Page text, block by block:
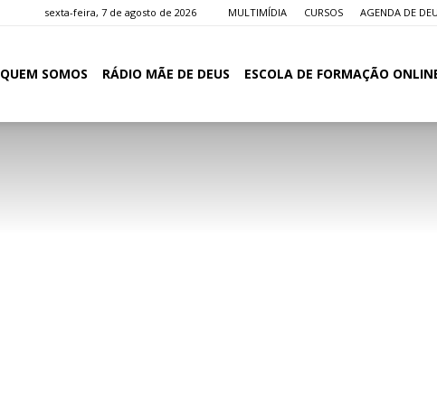
sexta-feira, 7 de agosto de 2026 MULTIMÍDIA CURSOS AGENDA DE
QUEM SOMOS RÁDIO MÃE DE DEUS ESCOLA DE FORMAÇÃO